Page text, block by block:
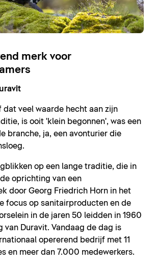
merk voor
dat veel waarde hecht aan zijn
is ooit 'klein begonnen', was een
branche, ja, een avonturier die
op een lange traditie, die in
oprichting van een
door Georg Friedrich Horn in het
focus op sanitairproducten en de
in de jaren 50 leidden in 1960
van Duravit. Vandaag de dag is
opererend bedrijf met 11
en meer dan 7.000 medewerkers.